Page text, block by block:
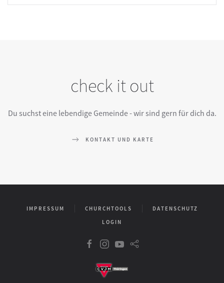
check it out
Du suchst eine lebendige Gemeinde - wir sind gern für dich da.
KONTAKT UND KARTE
IMPRESSUM CHURCHTOOLS
DATENSCHUTZ
LOGIN